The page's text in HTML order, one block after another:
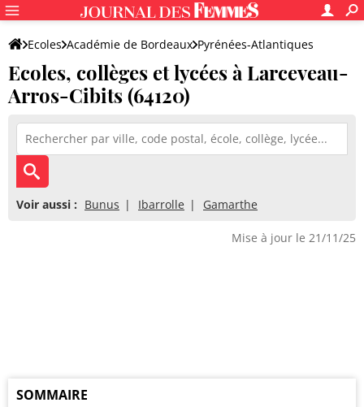
Ecoles Académie de Bordeaux Pyrénées-Atlantiques
Ecoles, collèges et lycées à Larceveau-
Arros-Cibits (64120)
Voir aussi : Bunus Ibarrolle Gamarthe
Mise à jour le 21/11/25
SOMMAIRE